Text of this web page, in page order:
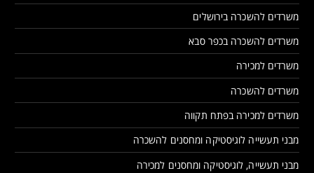
משרדים להשכרה בירושלים
משרדים להשכרה בכפר סבא
משרדים למכירה
משרדים להשכרה
משרדים למכירה בפתח תקווה
מבני תעשייה לוגיסטיקה ומחסנים להשכרה
מבני תעשייה, לוגיסטיקה ומחסנים למכירה